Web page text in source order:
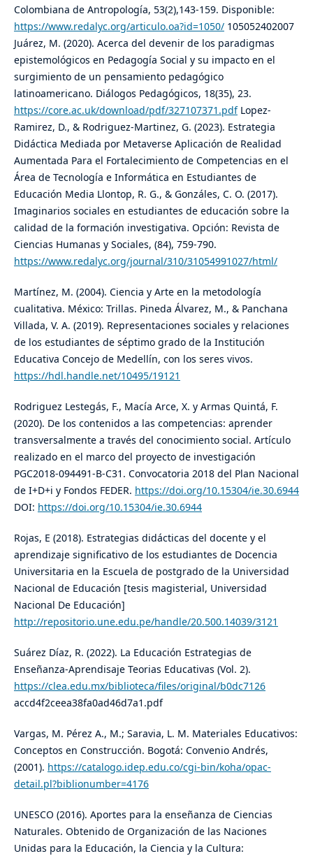
Colombiana de Antropología, 53(2),143-159. Disponible:
https://www.redalyc.org/articulo.oa?id=1050/105052402007
Juárez, M. (2020). Acerca del devenir de los paradigmas
epistemológicos en Pedagogía Social y su impacto en el
surgimiento de un pensamiento pedagógico
latinoamericano. Diálogos Pedagógicos, 18(35), 23.
https://core.ac.uk/download/pdf/327107371.pdfLopez-
Ramirez, D., & Rodriguez-Martinez, G. (2023). Estrategia
Didáctica Mediada por Metaverse Aplicación de Realidad
Aumentada Para el Fortalecimiento de Competencias en el
Área de Tecnología e Informática en Estudiantes de
Educación Media Llontop, R. G., & Gonzáles, C. O. (2017).
Imaginarios sociales en estudiantes de educación sobre la
calidad de la formación investigativa. Opción: Revista de
Ciencias Humanas y Sociales, (84), 759-790.
https://www.redalyc.org/journal/310/31054991027/html/
Martínez, M. (2004). Ciencia y Arte en la metodología
cualitativa. México: Trillas. Pineda Álvarez, M., & Panchana
Villada, V. A. (2019). Representaciones sociales y relaciones
de los estudiantes de séptimo grado de la Institución
Educativa Concejo de Medellín, con los seres vivos.
https://hdl.handle.net/10495/19121
Rodriguez Lestegás, F., Macía Arce, X. y Armas Quintá, F.
(2020). De los contenidos a las competencias: aprender
transversalmente a través del conocimiento social. Artículo
realizado en el marco del proyecto de investigación
PGC2018-094491-B-C31. Convocatoria 2018 del Plan Nacional
de I+D+i y Fondos FEDER. https://doi.org/10.15304/ie.30.6944
DOI: https://doi.org/10.15304/ie.30.6944
Rojas, E (2018). Estrategias didácticas del docente y el
aprendizaje significativo de los estudiantes de Docencia
Universitaria en la Escuela de postgrado de la Universidad
Nacional de Educación [tesis magisterial, Universidad
Nacional De Educación]
http://repositorio.une.edu.pe/handle/20.500.14039/3121
Suárez Díaz, R. (2022). La Educación Estrategias de
Enseñanza-Aprendisaje Teorias Educativas (Vol. 2).
https://clea.edu.mx/biblioteca/files/original/b0dc7126
accd4f2ceea38fa0ad46d7a1.pdf
Vargas, M. Pérez A., M.; Saravia, L. M. Materiales Educativos:
Conceptos en Construcción. Bogotá: Convenio Andrés,
(2001). https://catalogo.idep.edu.co/cgi-bin/koha/opac-
detail.pl?biblionumber=4176
UNESCO (2016). Aportes para la enseñanza de Ciencias
Naturales. Obtenido de Organización de las Naciones
Unidas para la Educación, la Ciencia y la Cultura: